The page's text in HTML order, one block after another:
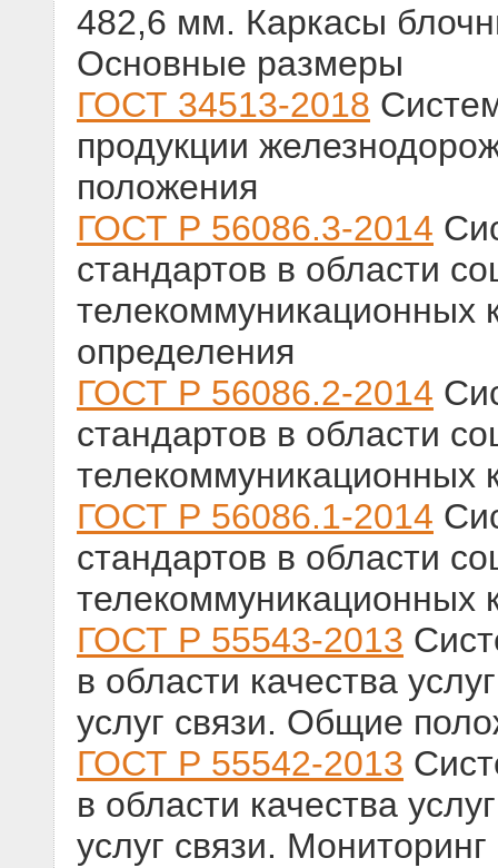
482,6 мм. Каркасы
Основные размеры
ГОСТ 34513-2018
продукции
положения
ГОСТ Р 56086.3-2014
стандартов в области
телекоммуникационных
определения
ГОСТ Р 56086.2-2014
стандартов в области
телекоммуникационных
ГОСТ Р 56086.1-2014
стандартов в области
ГОСТ Р 55543-2013
в области качества
услуг связи. Общие
ГОСТ Р 55542-2013
в области качества
услуг связи. Мониторинг